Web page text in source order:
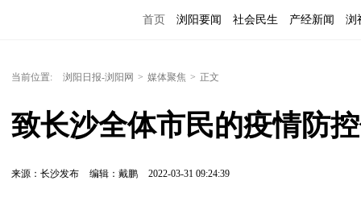
首页 浏阳要闻 社会民生 产经新闻 浏
当前位置: 浏阳日报-浏阳网 > 媒体聚焦 > 正文
致长沙全体市民的疫情防
来源：长沙发布 编辑：戴鹏 2022-03-31 09:24:39